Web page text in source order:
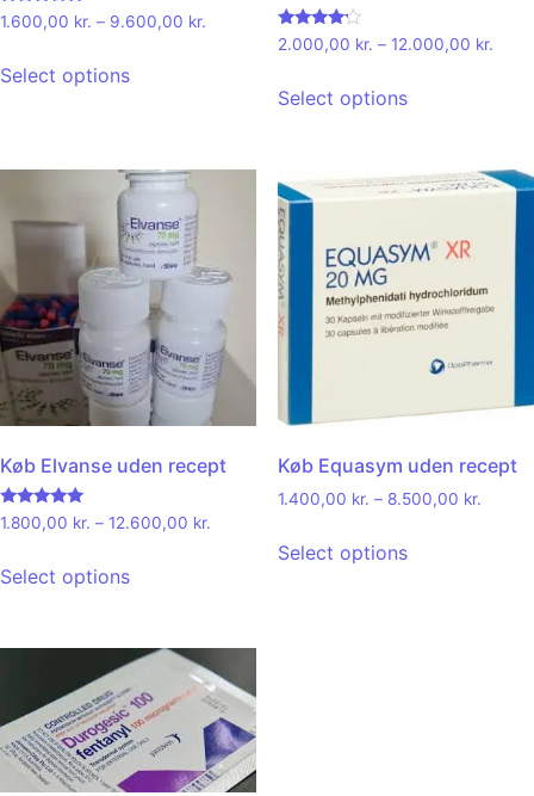
Rated
5.00
1.600,00 kr. – 9.600,00 kr.
Select options
Rated
4.00
2.000,00 kr. – 12.000,00 kr.
Select options
Køb Elvanse uden recept
Rated
4.92
1.800,00 kr. – 12.600,00 kr.
Select options
Køb Equasym uden recept
1.400,00 kr. – 8.500,00 kr.
Select options